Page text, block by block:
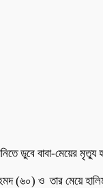
ডুবে বাবা-মেয়ের
(৬০) ও তার মেয়ে